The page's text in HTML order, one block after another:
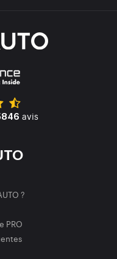
avis
?
PRO